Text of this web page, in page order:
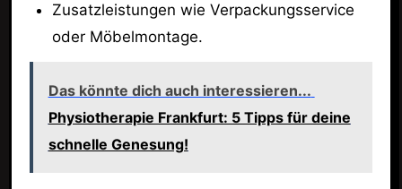
Zusatzleistungen wie Verpackungsservice
oder Möbelmontage.
Das könnte dich auch interessieren...
Physiotherapie Frankfurt: 5 Tipps für deine
schnelle Genesung!